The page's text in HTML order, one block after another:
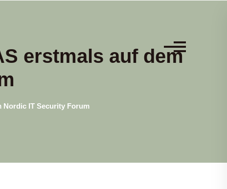
erstmals auf dem
Nordic IT Security Forum